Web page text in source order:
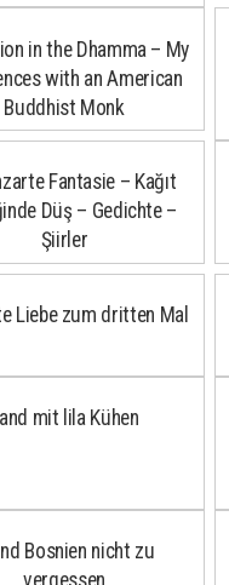
in the Dhamma – My
with an American
Buddhist Monk
Fantasie – Kağıt
Düş – Gedichte –
Şiirler
Liebe zum dritten Mal
mit lila Kühen
Bosnien nicht zu
vergessen